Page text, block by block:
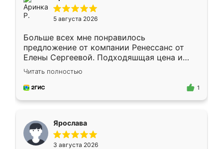
5 августа 2026
Больше всех мне понравилось
предложение от компании Ренессанс от
Елены Сергеевой. Подходяшщая цена и
короткие сроки изготовления. Приехавший
для замера сотрудник Владислав
предложил по моему эскизу самый
Читать полностью
1
Ярослава
3 августа 2026